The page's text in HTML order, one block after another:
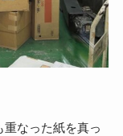
なった紙を真っ